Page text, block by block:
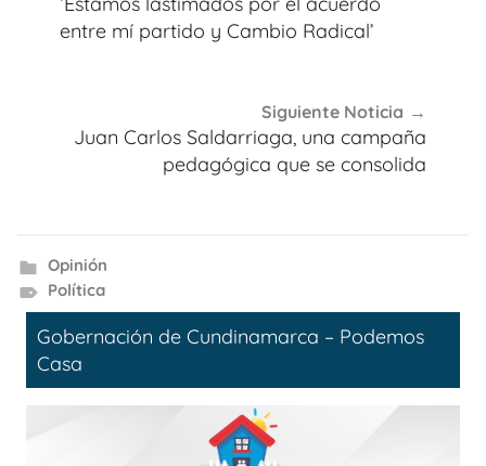
entradas
entre mí partido y Cambio Radical’
Siguiente Noticia
Juan Carlos Saldarriaga, una campaña
pedagógica que se consolida
Opinión
Política
Gobernación de Cundinamarca – Podemos
Casa